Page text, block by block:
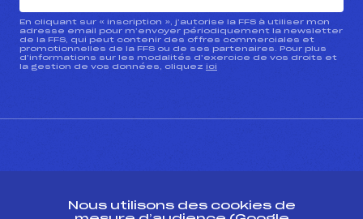
En cliquant sur « inscription », j’autorise la FFS à utiliser mon
adresse email pour m’envoyer périodiquement la newsletter
de la FFS, qui peut contenir des offres commerciales et
promotionnelles de la FFS ou de ses partenaires. Pour plus
d’informations sur les modalités d’exercice de vos droits et
la gestion de vos données, cliquez ici
Nous utilisons des cookies de